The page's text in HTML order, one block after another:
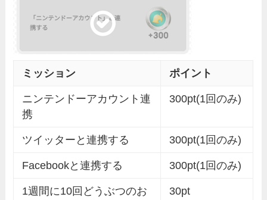
ミッション ポイント
ニンテンドーアカウント連
携
300pt(1回のみ)
ツイッターと連携する 300pt(1回のみ)
Facebookと連携する 300pt(1回のみ)
1週間に10回どうぶつのお
30pt